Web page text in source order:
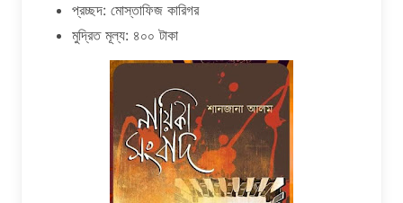
প্রচ্ছদ: মোস্তাফিজ কারিগর
মুদ্রিত মূল্য: ৪০০ টাকা